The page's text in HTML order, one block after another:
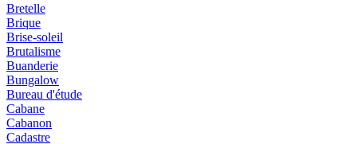
Bretelle
Brique
Brise-soleil
Brutalisme
Buanderie
Bungalow
Bureau d'étude
Cabane
Cabanon
Cadastre